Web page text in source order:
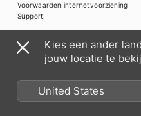
Voorwaarden internetvoorziening
Support
Kies een ander
jouw locatie te
United States